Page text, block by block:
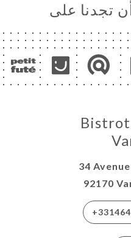
تجدنا على
34
92170